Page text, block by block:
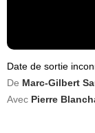
Date de sortie
De Marc-Gilbert
Avec Pierre